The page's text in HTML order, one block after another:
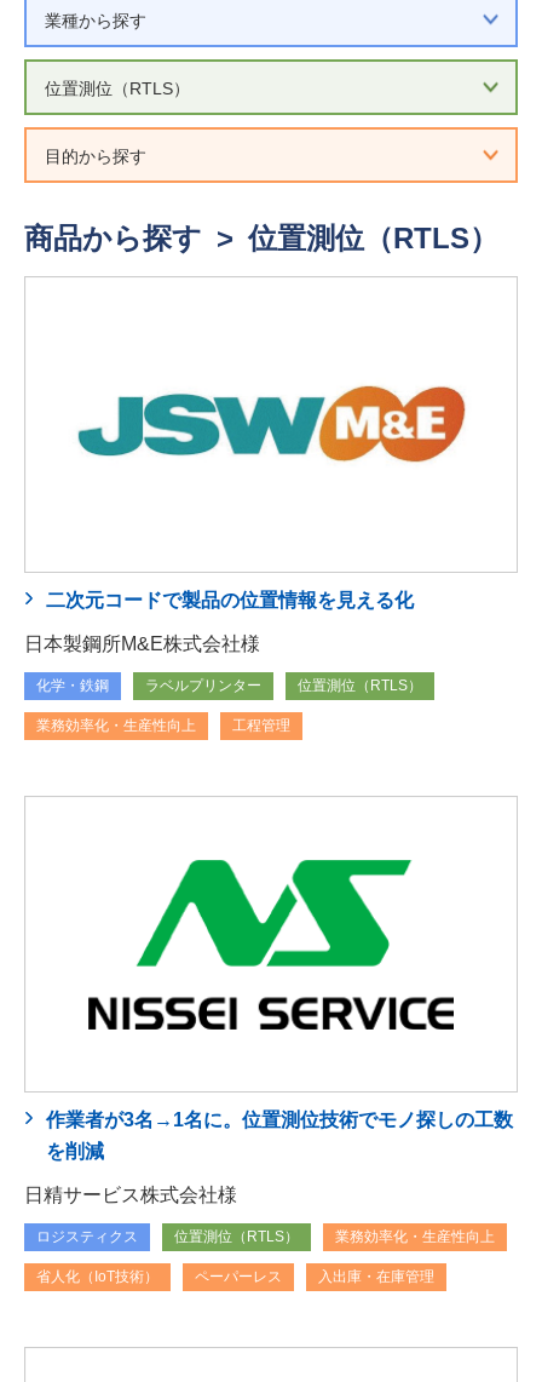
商品から探す > 位置測位（RTLS）
二次元コードで製品の位置情報を見える化
日本製鋼所M&E株式会社様
化学・鉄鋼 ラベルプリンター 位置測位（RTLS）
業務効率化・生産性向上 工程管理
作業者が3名→1名に。位置測位技術でモノ探しの工数
を削減
日精サービス株式会社様
ロジスティクス 位置測位（RTLS） 業務効率化・生産性向上
省人化（IoT技術） ペーパーレス 入出庫・在庫管理